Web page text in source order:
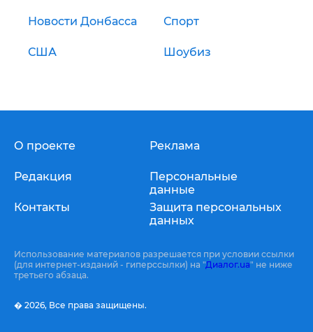
Новости Донбасса Спорт
США Шоубиз
О проекте
Редакция
Контакты
Реклама
Персональные
данные
Защита персональных
данных
Использование материалов разрешается при условии ссылки
(для интернет-изданий - гиперссылки) на "Диалог.ua" не ниже
третьего абзаца.
� 2026, Все права защищены.